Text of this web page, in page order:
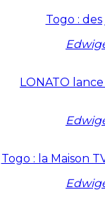
Togo :
LONATO
Togo : la Maison